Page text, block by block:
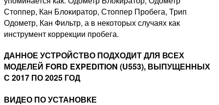
Стоппер, Кан Блокиратор, Стоппер Пробега, Трип
Одометр, Кан Фильтр, а в некоторых случаях как
инструмент коррекции пробега.
ДАННОЕ УСТРОЙСТВО ПОДХОДИТ ДЛЯ ВСЕХ
МОДЕЛЕЙ FORD EXPEDITION (U553), ВЫПУЩЕННЫХ
С 2017 ПО 2025 ГОД
ВИДЕО ПО УСТАНОВКЕ